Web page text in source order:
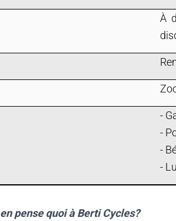
À
-
-
-
-
en pense quoi à Berti Cycles?